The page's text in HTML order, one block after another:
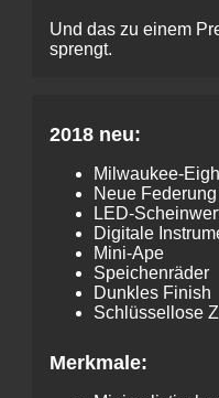
Und das zu einem
sprengt.
2018 neu:
Milwaukee-
Neue Federung
LED-
Digitale
Mini-Ape
Speichenräder
Dunkles Finish
Schlüssellose
Merkmale: